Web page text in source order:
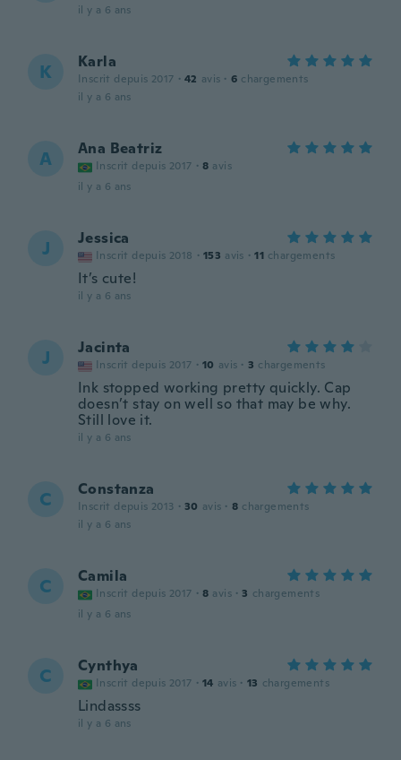
il y a 6 ans
K Karla
Inscrit depuis 2017 · 42 avis · 6 chargements
il y a 6 ans
A Ana Beatriz
Inscrit depuis 2017 · 8 avis
il y a 6 ans
J Jessica
Inscrit depuis 2018 · 153 avis · 11 chargements
It’s cute!
il y a 6 ans
J Jacinta
Inscrit depuis 2017 · 10 avis · 3 chargements
Ink stopped working pretty quickly. Cap
doesn’t stay on well so that may be why.
Still love it.
il y a 6 ans
C Constanza
Inscrit depuis 2013 · 30 avis · 8 chargements
il y a 6 ans
C Camila
Inscrit depuis 2017 · 8 avis · 3 chargements
il y a 6 ans
C Cynthya
Inscrit depuis 2017 · 14 avis · 13 chargements
Lindassss
il y a 6 ans